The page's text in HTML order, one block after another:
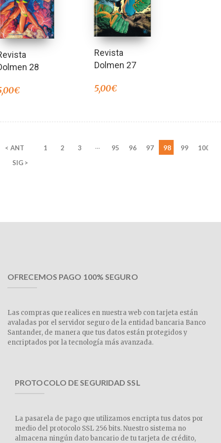
28
€
Revista
Dolmen 27
5,00€
< ANT 1 2 3 … 95 96 97 98 99
100
SIG >
OFRECEMOS PAGO 100% SEGURO
Las compras que realices en nuestra web con tarjeta están
avaladas por el servidor seguro de la entidad bancaria Banco
Santander, de manera que tus datos están protegidos y
encriptados por la tecnología más avanzada.
PROTOCOLO DE SEGURIDAD SSL
La pasarela de pago que utilizamos encripta tus datos por
medio del protocolo SSL 256 bits. Nuestro sistema no
almacena ningún dato bancario de tu tarjeta de crédito,